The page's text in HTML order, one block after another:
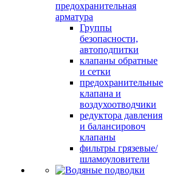
предохранительная
арматура
Группы
безопасности,
автоподпитки
клапаны обратные
и сетки
предохранительные
клапана и
воздухоотводчики
редуктора давления
и балансировоч
клапаны
фильтры грязевые/
шламоуловители